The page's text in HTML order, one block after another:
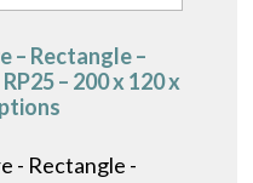
– Rectangle –
– 200 x 120 x
- Rectangle -